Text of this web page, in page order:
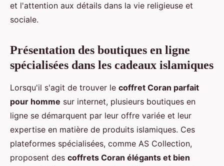
et l'attention aux détails dans la vie religieuse et
sociale.
Présentation des boutiques en ligne
spécialisées dans les cadeaux islamiques
Lorsqu'il s'agit de trouver le coffret Coran parfait
pour homme sur internet, plusieurs boutiques en
ligne se démarquent par leur offre variée et leur
expertise en matière de produits islamiques. Ces
plateformes spécialisées, comme AS Collection,
proposent des coffrets Coran élégants et bien